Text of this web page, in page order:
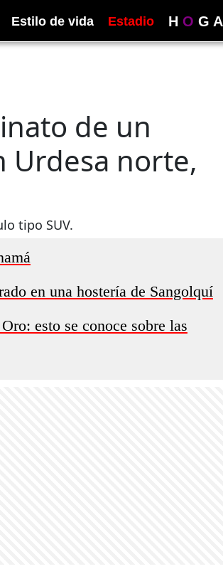
Estilo de vida Estadio H O G A
de un
Urdesa norte,
tipo SUV.
en una hostería de Sangolquí
esto se conoce sobre las